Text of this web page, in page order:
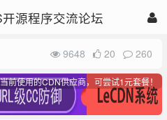
源程序交流论坛
9648 20 260
前使用的CDN供应商，可尝试1元套餐！